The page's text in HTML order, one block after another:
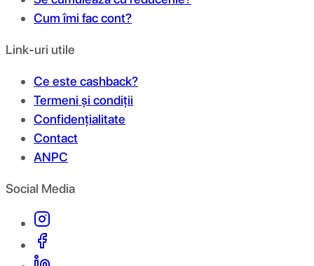
Cum îmi fac cont?
Link-uri utile
Ce este cashback?
Termeni și condiții
Confidențialitate
Contact
ANPC
Social Media